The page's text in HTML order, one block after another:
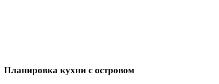
Планировка кухни с островом